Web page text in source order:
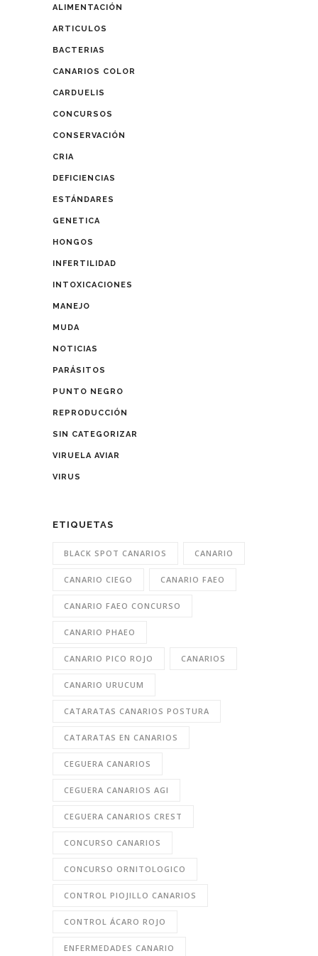
ALIMENTACIÓN
ARTICULOS
BACTERIAS
CANARIOS COLOR
CARDUELIS
CONCURSOS
CONSERVACIÓN
CRIA
DEFICIENCIAS
ESTÁNDARES
GENETICA
HONGOS
INFERTILIDAD
INTOXICACIONES
MANEJO
MUDA
NOTICIAS
PARÁSITOS
PUNTO NEGRO
REPRODUCCIÓN
SIN CATEGORIZAR
VIRUELA AVIAR
VIRUS
ETIQUETAS
BLACK SPOT CANARIOS CANARIO
CANARIO CIEGO CANARIO FAEO
CANARIO FAEO CONCURSO
CANARIO PHAEO
CANARIO PICO ROJO CANARIOS
CANARIO URUCUM
CATARATAS CANARIOS POSTURA
CATARATAS EN CANARIOS
CEGUERA CANARIOS
CEGUERA CANARIOS AGI
CEGUERA CANARIOS CREST
CONCURSO CANARIOS
CONCURSO ORNITOLOGICO
CONTROL PIOJILLO CANARIOS
CONTROL ÁCARO ROJO
ENFERMEDADES CANARIO